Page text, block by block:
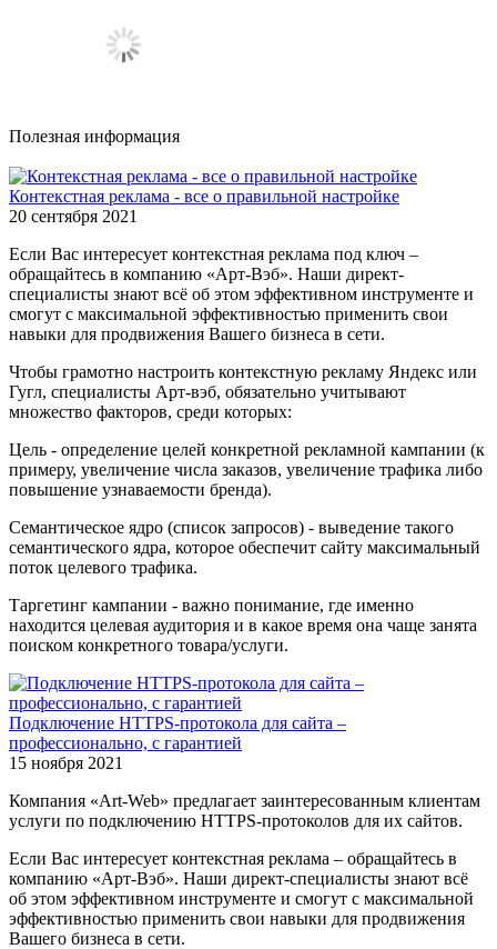
Полезная информация
Контекстная реклама - все о правильной настройке
20 сентября 2021
Если Вас интересует контекстная реклама под ключ –
обращайтесь в компанию «Арт-Вэб». Наши директ-
специалисты знают всё об этом эффективном инструменте и
смогут с максимальной эффективностью применить свои
навыки для продвижения Вашего бизнеса в сети.
Чтобы грамотно настроить контекстную рекламу Яндекс или
Гугл, специалисты Арт-вэб, обязательно учитывают
множество факторов, среди которых:
Цель - определение целей конкретной рекламной кампании (к
примеру, увеличение числа заказов, увеличение трафика либо
повышение узнаваемости бренда).
Семантическое ядро (список запросов) - выведение такого
семантического ядра, которое обеспечит сайту максимальный
поток целевого трафика.
Таргетинг кампании - важно понимание, где именно
находится целевая аудитория и в какое время она чаще занята
поиском конкретного товара/услуги.
Подключение HTTPS-протокола для сайта –
профессионально, с гарантией
15 ноября 2021
Компания «Art-Web» предлагает заинтересованным клиентам
услуги по подключению HTTPS-протоколов для их сайтов.
Если Вас интересует контекстная реклама – обращайтесь в
компанию «Арт-Вэб». Наши директ-специалисты знают всё
об этом эффективном инструменте и смогут с максимальной
эффективностью применить свои навыки для продвижения
Вашего бизнеса в сети.